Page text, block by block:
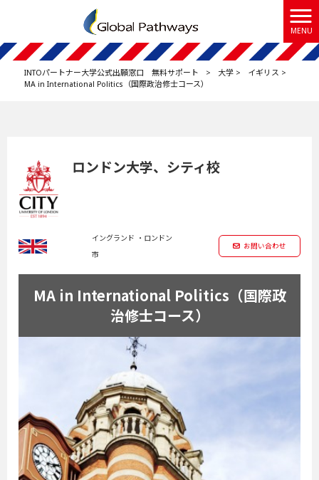
MENU
INTOパートナー大学公式出願窓口 無料サポート > 大学 > イギリス >
MA in International Politics（国際政治修士コース）
ロンドン大学、シティ校
イングランド ・ロンドン
市
お問い合わせ
MA in International Politics（国際政
治修士コース）